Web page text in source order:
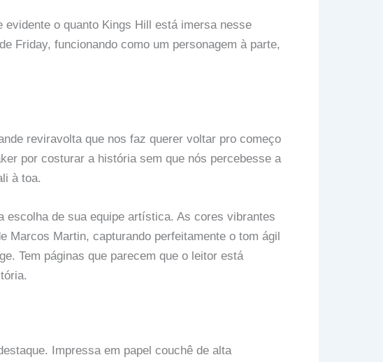
o quanto Kings Hill está imersa nesse
Friday, funcionando como um personagem à parte,
reviravolta que nos faz querer voltar pro começo
por costurar a história sem que nós percebesse a
à toa.
escolha de sua equipe artística. As cores vibrantes
Marcos Martin, capturando perfeitamente o tom ágil
Tem páginas que parecem que o leitor está
Impressa em papel couchê de alta